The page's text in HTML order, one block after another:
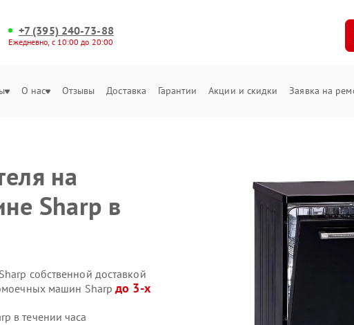
+7 (395) 240-73-88
Ежедневно, с 10:00 до 20:00
О нас Отзывы Доставка Гарантии Акции и скидки Заявка на
на
Sharp в
собственной доставкой
машин Sharpдо 3-х
в течении часа